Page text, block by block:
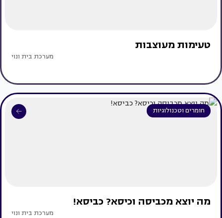
טעימות מעוצבות
מערכת בית ונוי
חומרים וטכנולוגיות
מה יוצא מכביסה וכיסא? כביסא!
מערכת בית ונוי